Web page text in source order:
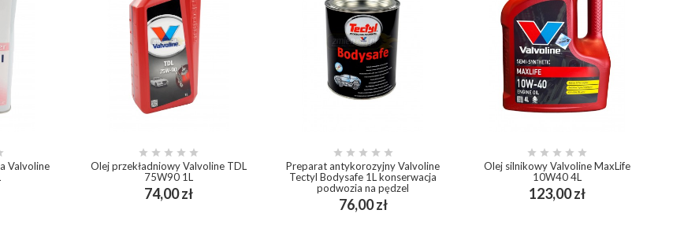
Valvoline
    
Olej przekładniowy Valvoline TDL
75W90 1L
74,00 złCena
add_shopping_cart
    
Preparat antykorozyjny Valvoline
Tectyl Bodysafe 1L konserwacja
podwozia na pędzel
76,00 złCena
add_shopping_cart
    
Olej silnikowy Valvoline MaxLife
10W40 4L
123,00 złCena
add_shopping_cart